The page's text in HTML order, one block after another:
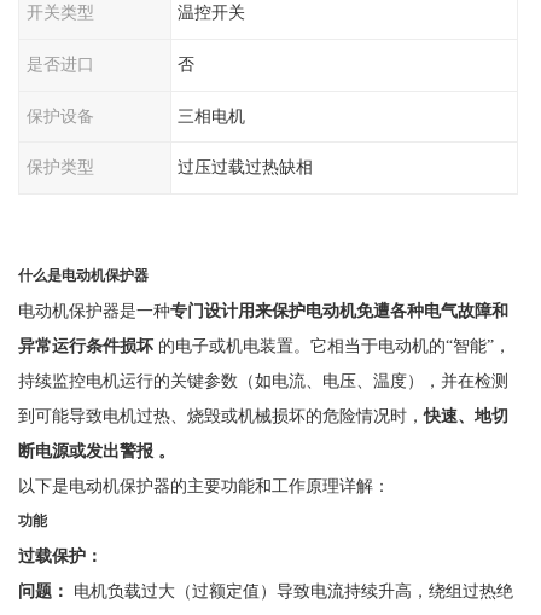
开关类型 温控开关
是否进口 否
保护设备 三相电机
保护类型 过压过载过热缺相
什么是电动机保护器
电动机保护器是一种专门设计用来保护电动机免遭各种电气故障和
异常运行条件损坏 的电子或机电装置。它相当于电动机的“智能”，
持续监控电机运行的关键参数（如电流、电压、温度），并在检测
到可能导致电机过热、烧毁或机械损坏的危险情况时，快速、地切
断电源或发出警报 。
以下是电动机保护器的主要功能和工作原理详解：
功能
过载保护：
问题：
电机负载过大（过额定值）导致电流持续升高，绕组过热绝